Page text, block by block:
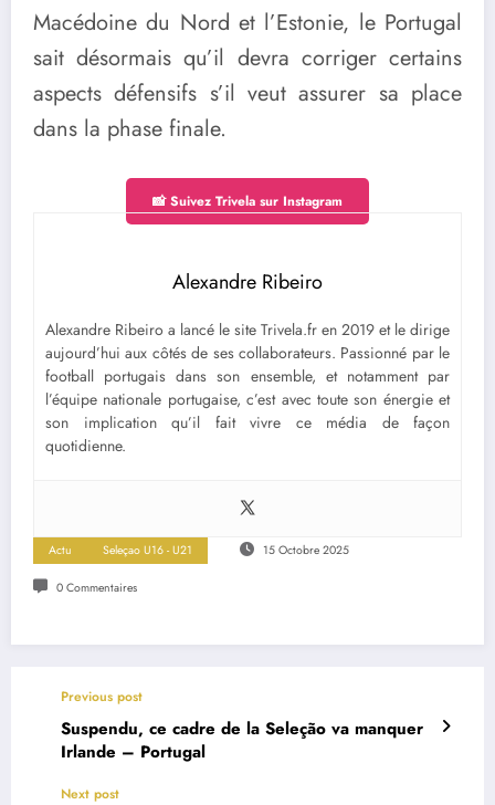
Macédoine du Nord et l’Estonie, le Portugal
sait désormais qu’il devra corriger certains
aspects défensifs s’il veut assurer sa place
dans la phase finale.
📸 Suivez Trivela sur Instagram
Alexandre Ribeiro
Alexandre Ribeiro a lancé le site Trivela.fr en 2019 et le dirige
aujourd’hui aux côtés de ses collaborateurs. Passionné par le
football portugais dans son ensemble, et notamment par
l’équipe nationale portugaise, c’est avec toute son énergie et
son implication qu’il fait vivre ce média de façon
quotidienne.
Actu Seleçao U16 - U21 15 Octobre 2025
0 Commentaires
Previous post
Suspendu, ce cadre de la Seleção va manquer
Irlande – Portugal
Next post